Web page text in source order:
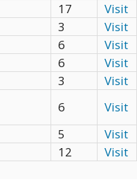
17
Visit
3
Visit
6
Visit
6
Visit
3
Visit
6
Visit
5
Visit
12 Visit